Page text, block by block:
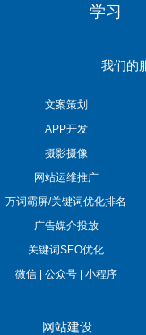
学习
我们的
文案策划
APP开发
摄影摄像
网站运维推广
万词霸屏/关键词优化排名
广告媒介投放
关键词SEO优化
微信 | 公众号 | 小程序
网站建设